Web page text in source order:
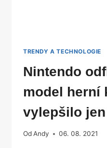
TRENDY A TECHNOLOGIE
Nintendo
model herní
vylepšilo
OdAndy 06. 08. 2021